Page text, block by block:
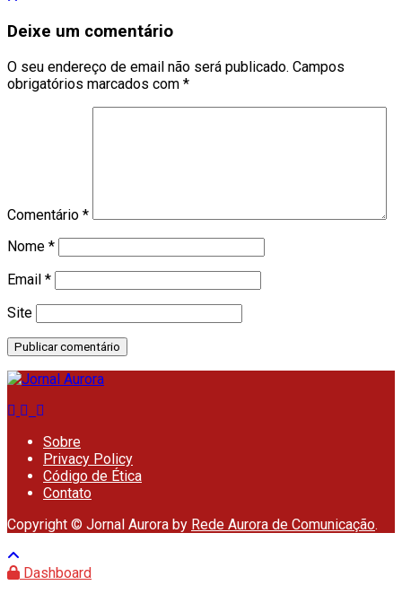
Deixe um comentário
O seu endereço de email não será publicado. Campos
obrigatórios marcados com *
Comentário *
Nome *
Email *
Site
Sobre
Privacy Policy
Código de Ética
Contato
Copyright © Jornal Aurora by Rede Aurora de Comunicação.
Dashboard